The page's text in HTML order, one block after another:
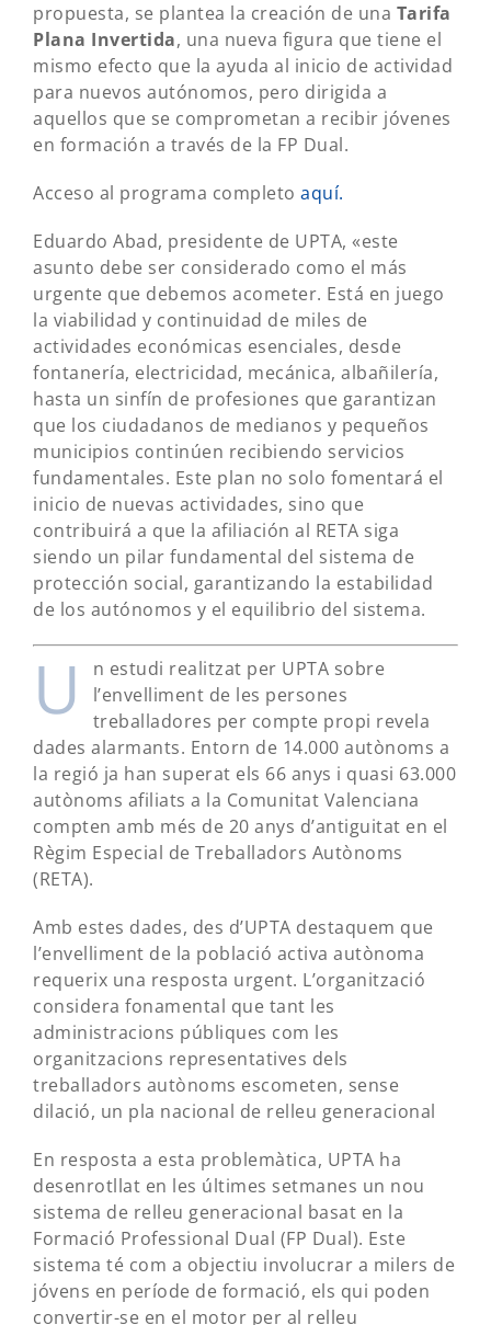
propuesta, se plantea la creación de una Tarifa
Plana Invertida, una nueva figura que tiene el
mismo efecto que la ayuda al inicio de actividad
para nuevos autónomos, pero dirigida a
aquellos que se comprometan a recibir jóvenes
en formación a través de la FP Dual.
Acceso al programa completo aquí.
Eduardo Abad, presidente de UPTA, «este
asunto debe ser considerado como el más
urgente que debemos acometer. Está en juego
la viabilidad y continuidad de miles de
actividades económicas esenciales, desde
fontanería, electricidad, mecánica, albañilería,
hasta un sinfín de profesiones que garantizan
que los ciudadanos de medianos y pequeños
municipios continúen recibiendo servicios
fundamentales. Este plan no solo fomentará el
inicio de nuevas actividades, sino que
contribuirá a que la afiliación al RETA siga
siendo un pilar fundamental del sistema de
protección social, garantizando la estabilidad
de los autónomos y el equilibrio del sistema.
U
n estudi realitzat per UPTA sobre
l’envelliment de les persones
treballadores per compte propi revela
dades alarmants. Entorn de 14.000 autònoms a
la regió ja han superat els 66 anys i quasi 63.000
autònoms afiliats a la Comunitat Valenciana
compten amb més de 20 anys d’antiguitat en el
Règim Especial de Treballadors Autònoms
(RETA).
Amb estes dades, des d’UPTA destaquem que
l’envelliment de la població activa autònoma
requerix una resposta urgent. L’organització
considera fonamental que tant les
administracions públiques com les
organitzacions representatives dels
treballadors autònoms escometen, sense
dilació, un pla nacional de relleu generacional
En resposta a esta problemàtica, UPTA ha
desenrotllat en les últimes setmanes un nou
sistema de relleu generacional basat en la
Formació Professional Dual (FP Dual). Este
sistema té com a objectiu involucrar a milers de
jóvens en període de formació, els qui poden
convertir-se en el motor per al relleu